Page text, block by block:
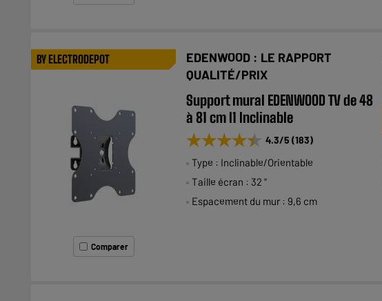
BY ELECTRODEPOT
Comparer
EDENWOOD : LE RAPPORT
QUALITÉ/PRIX
Support mural EDENWOOD TV de 48
à 81 cm I1 Inclinable
★★★★★
★★★★★ 4.3/5 (183)
Type : Inclinable/Orientable
Taille écran : 32 "
Espacement du mur : 9,6 cm